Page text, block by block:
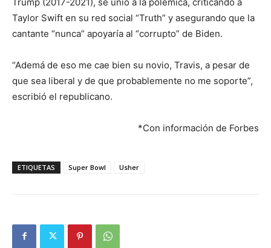
Taylor Swift en su red social “Truth” y asegurando que la
cantante “nunca” apoyaría al “corrupto” de Biden.
“Ademá de eso me cae bien su novio, Travis, a pesar de
que sea liberal y de que probablemente no me soporte”,
escribió el republicano.
*Con información de Forbes
ETIQUETAS Super Bowl Usher